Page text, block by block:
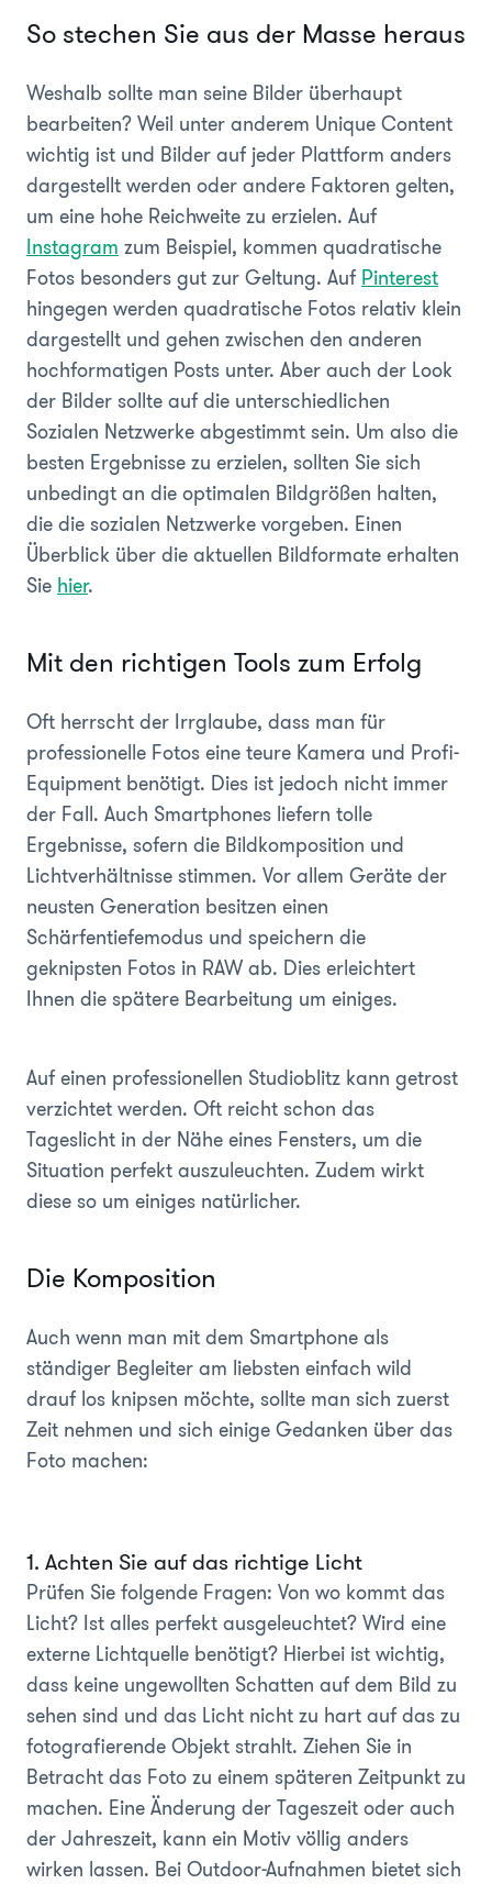
So stechen Sie aus der Masse heraus
Weshalb sollte man seine Bilder überhaupt
bearbeiten? Weil unter anderem Unique Content
wichtig ist und Bilder auf jeder Plattform anders
dargestellt werden oder andere Faktoren gelten,
um eine hohe Reichweite zu erzielen. Auf
Instagram zum Beispiel, kommen quadratische
Fotos besonders gut zur Geltung. Auf Pinterest
hingegen werden quadratische Fotos relativ klein
dargestellt und gehen zwischen den anderen
hochformatigen Posts unter. Aber auch der Look
der Bilder sollte auf die unterschiedlichen
Sozialen Netzwerke abgestimmt sein. Um also die
besten Ergebnisse zu erzielen, sollten Sie sich
unbedingt an die optimalen Bildgrößen halten,
die die sozialen Netzwerke vorgeben. Einen
Überblick über die aktuellen Bildformate erhalten
Sie hier.
Mit den richtigen Tools zum Erfolg
Oft herrscht der Irrglaube, dass man für
professionelle Fotos eine teure Kamera und Profi-
Equipment benötigt. Dies ist jedoch nicht immer
der Fall. Auch Smartphones liefern tolle
Ergebnisse, sofern die Bildkomposition und
Lichtverhältnisse stimmen. Vor allem Geräte der
neusten Generation besitzen einen
Schärfentiefemodus und speichern die
geknipsten Fotos in RAW ab. Dies erleichtert
Ihnen die spätere Bearbeitung um einiges.
Auf einen professionellen Studioblitz kann getrost
verzichtet werden. Oft reicht schon das
Tageslicht in der Nähe eines Fensters, um die
Situation perfekt auszuleuchten. Zudem wirkt
diese so um einiges natürlicher.
Die Komposition
Auch wenn man mit dem Smartphone als
ständiger Begleiter am liebsten einfach wild
drauf los knipsen möchte, sollte man sich zuerst
Zeit nehmen und sich einige Gedanken über das
Foto machen:
1. Achten Sie auf das richtige Licht
Prüfen Sie folgende Fragen: Von wo kommt das
Licht? Ist alles perfekt ausgeleuchtet? Wird eine
externe Lichtquelle benötigt? Hierbei ist wichtig,
dass keine ungewollten Schatten auf dem Bild zu
sehen sind und das Licht nicht zu hart auf das zu
fotografierende Objekt strahlt. Ziehen Sie in
Betracht das Foto zu einem späteren Zeitpunkt zu
machen. Eine Änderung der Tageszeit oder auch
der Jahreszeit, kann ein Motiv völlig anders
wirken lassen. Bei Outdoor-Aufnahmen bietet sich